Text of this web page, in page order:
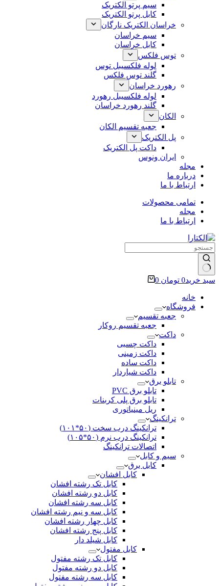
سیم پرتو الکتریک
کابل پرتو الکتریک
خراسان الکتریک نارگان
سیم خراسان
کابل خراسان
توس فلکس
لوله فلکسیبل توس
گلند توس فلکس
رهورد خراسان
لوله فلکسیبل رهورد
گلند رهورد خراسان
الکان
جعبه تقسیم الکان
پل الکتریک
داکت پل الکتریک
ایران ونوس
مجله
درباره ما
ارتباط با ما
تمامی محصولات
مجله
ارتباط با ما
سبد خرید0 تومان 0
خانه
فروشگاه
جعبه تقسیم
جعبه تقسیم روکار
داکت
داکت چسبی
داکت زمینی
داکت ساده
داکت شیاردار
تابلو برق
تابلو برق PVC
تابلو برق پلی کربنات
ریل مینیاتوری
ترانکینگ
ترانکینگ درب سخت (۵۰*۱۰۱)
ترانکینگ درب نرم (۵۰*۱۰۵)
اتصالات ترانکینگ
سیم و کابل
کابل برق
کابل افشان
کابل تک رشته افشان
کابل دو رشته افشان
کابل سه رشته افشان
کابل سه و نیم رشته افشان
کابل چهار رشته افشان
کابل پنج رشته افشان
کابل شیلد دار
کابل مفتول
کابل تک رشته مفتول
کابل دو رشته مفتول
کابل سه رشته مفتول